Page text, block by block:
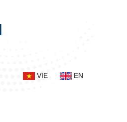
VIE EN